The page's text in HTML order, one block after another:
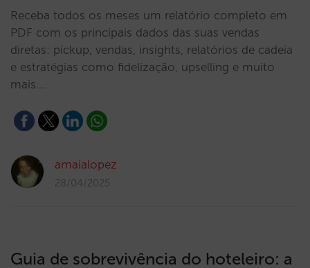
Receba todos os meses um relatório completo em
PDF com os principais dados das suas vendas
diretas: pickup, vendas, insights, relatórios de cadeia
e estratégias como fidelização, upselling e muito
mais.…
amaialopez
28/04/2025
Guia de sobrevivência do hoteleiro: a